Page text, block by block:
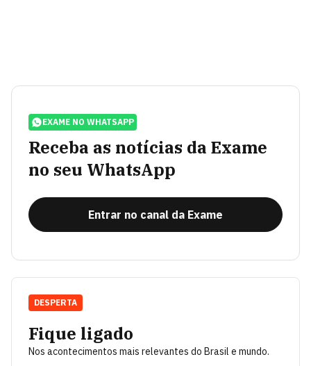
EXAME NO WHATSAPP
Receba as notícias da Exame
no seu WhatsApp
Entrar no canal da Exame
Fique ligado
Nos acontecimentos mais relevantes do Brasil e mundo.
DESPERTA